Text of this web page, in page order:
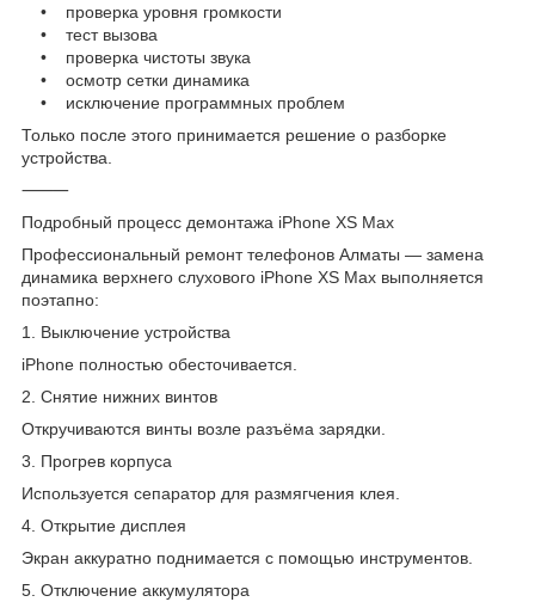
• проверка уровня громкости
• тест вызова
• проверка чистоты звука
• осмотр сетки динамика
• исключение программных проблем
Только после этого принимается решение о разборке
устройства.
⸻
Подробный процесс демонтажа iPhone XS Max
Профессиональный ремонт телефонов Алматы — замена
динамика верхнего слухового iPhone XS Max выполняется
поэтапно:
1. Выключение устройства
iPhone полностью обесточивается.
2. Снятие нижних винтов
Откручиваются винты возле разъёма зарядки.
3. Прогрев корпуса
Используется сепаратор для размягчения клея.
4. Открытие дисплея
Экран аккуратно поднимается с помощью инструментов.
5. Отключение аккумулятора